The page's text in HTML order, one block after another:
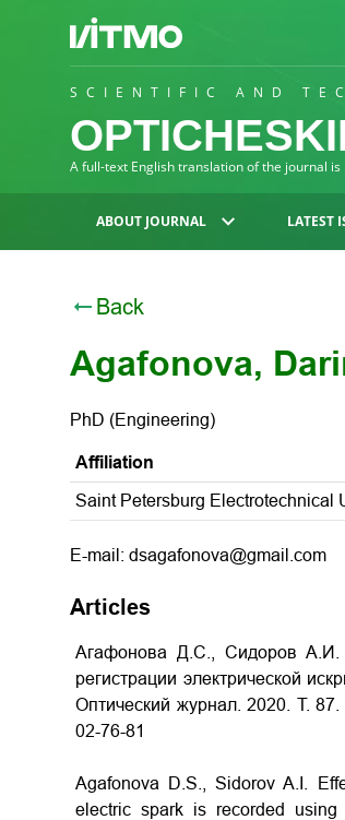
SCIENTIFIC AND
A full-text English translation of the journal
ABOUT JOURNAL LATEST
Back
Agafonova,
PhD (Engineering)
Affiliation
Saint Petersburg Electrotechnical
E-mail: dsagafonova@gmail.com
Articles
Агафонова Д.С., Сидоров А.И.
регистрации электрической
Оптический журнал. 2020. Т.
02-76-81
Agafonova D.S., Sidorov A.I.
electric spark is recorded